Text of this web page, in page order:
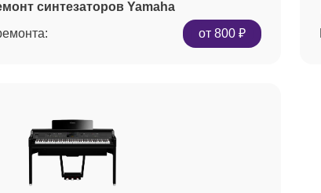
синтезаторов Yamaha
от 800 ₽